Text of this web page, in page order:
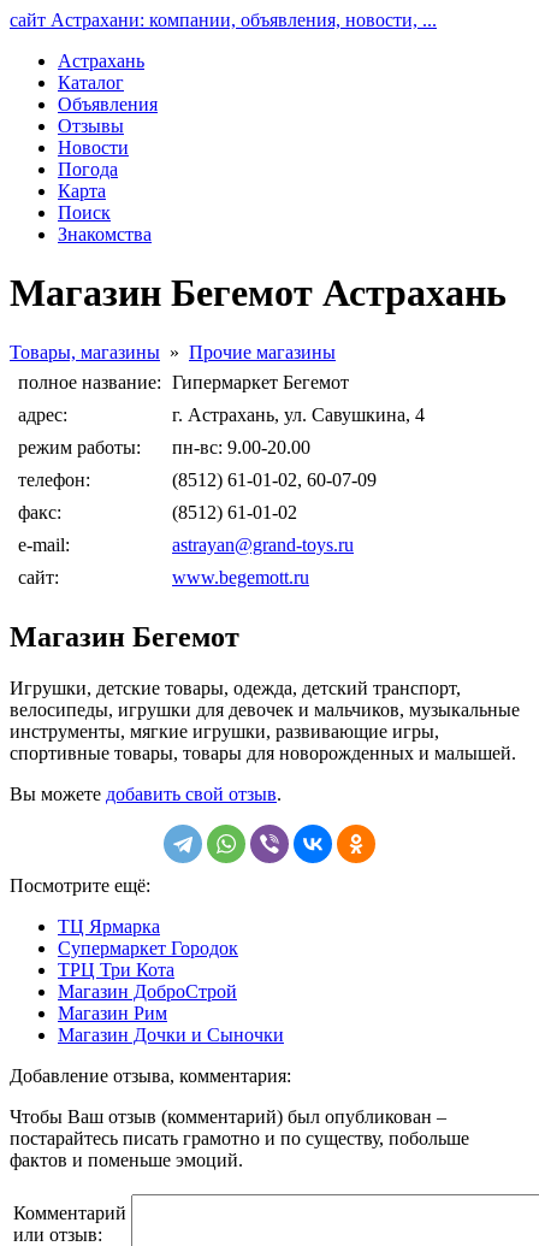
сайт Астрахани: компании, объявления, новости, ...
Астрахань
Каталог
Объявления
Отзывы
Новости
Погода
Карта
Поиск
Знакомства
Магазин Бегемот Астрахань
Товары, магазины » Прочие магазины
полное название: Гипермаркет Бегемот
адрес:
г. Астрахань, ул. Савушкина, 4
режим работы:
пн-вс: 9.00-20.00
телефон:
(8512) 61-01-02, 60-07-09
факс:
(8512) 61-01-02
e-mail:
astrayan@grand-toys.ru
сайт:
www.begemott.ru
Магазин Бегемот
Игрушки, детские товары, одежда, детский транспорт,
велосипеды, игрушки для девочек и мальчиков, музыкальные
инструменты, мягкие игрушки, развивающие игры,
спортивные товары, товары для новорожденных и малышей.
Вы можете добавить свой отзыв.
Посмотрите ещё:
ТЦ Ярмарка
Супермаркет Городок
ТРЦ Три Кота
Магазин ДоброСтрой
Магазин Рим
Магазин Дочки и Сыночки
Добавление отзыва, комментария:
Чтобы Ваш отзыв (комментарий) был опубликован –
постарайтесь писать грамотно и по существу, побольше
фактов и поменьше эмоций.
Комментарий
или отзыв: